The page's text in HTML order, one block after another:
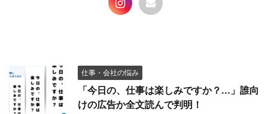
仕事・会社の悩み
「今日の、仕事は楽しみですか？...」誰向
けの広告か全文読んで判明！